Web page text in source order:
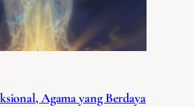
Agama yang Berdaya